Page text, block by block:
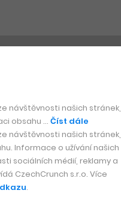
návštěvnosti našich stránek,
obsahu … Číst dále
návštěvnosti našich stránek,
Informace o užívání našich
sociálních médií, reklamy a
CzechCrunch s.r.o. Více
.